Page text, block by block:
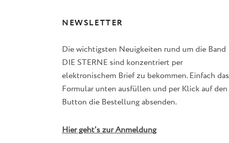
NEWSLETTER
Die wichtigsten Neuigkeiten rund um die Band
DIE STERNE sind konzentriert per
elektronischem Brief zu bekommen. Einfach das
Formular unten ausfüllen und per Klick auf den
Button die Bestellung absenden.
Hier geht’s zur Anmeldung